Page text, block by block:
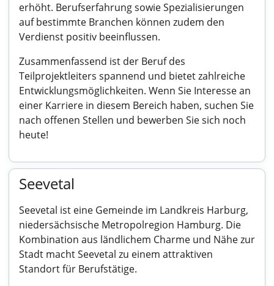
erhöht. Berufserfahrung sowie Spezialisierungen
auf bestimmte Branchen können zudem den
Verdienst positiv beeinflussen.
Zusammenfassend ist der Beruf des
Teilprojektleiters spannend und bietet zahlreiche
Entwicklungsmöglichkeiten. Wenn Sie Interesse an
einer Karriere in diesem Bereich haben, suchen Sie
nach offenen Stellen und bewerben Sie sich noch
heute!
Seevetal
Seevetal ist eine Gemeinde im Landkreis Harburg,
niedersächsische Metropolregion Hamburg. Die
Kombination aus ländlichem Charme und Nähe zur
Stadt macht Seevetal zu einem attraktiven
Standort für Berufstätige.